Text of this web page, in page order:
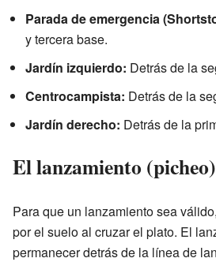
Parada de emergencia
y tercera base.
Jardín izquierdo: Detrás de la
Centrocampista: Detrás de la
Jardín derecho: Detrás de la
El lanzamiento (picheo)
Para que un lanzamiento sea
por el suelo al cruzar el plato. El
permanecer detrás de la línea de